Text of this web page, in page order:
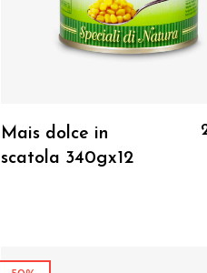
Mais dolce in
scatola 340gx12